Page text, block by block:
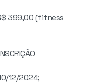
399,00 (fitness
12/2024;